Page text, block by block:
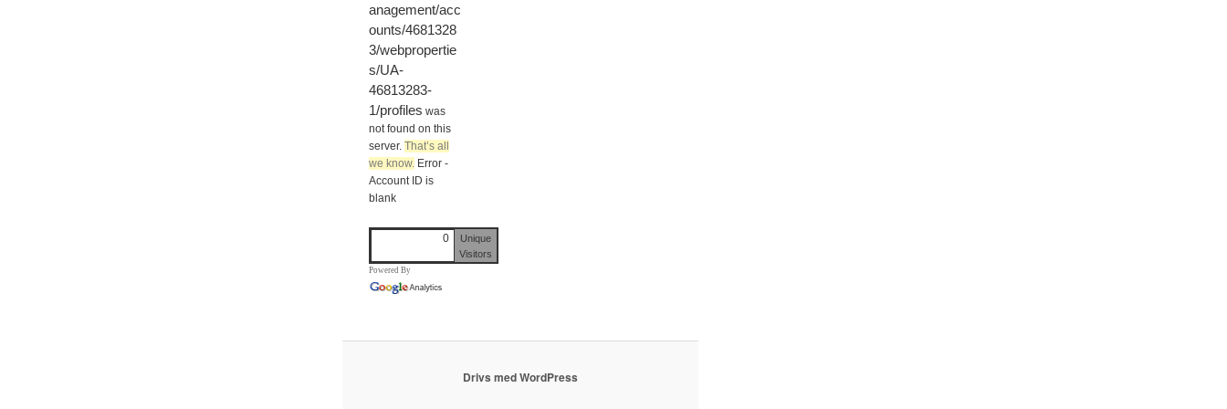
anagement/acc
ounts/4681328
3/webpropertie
s/UA-
46813283-
1/profiles was
not found on this
server.That’s all
we know. Error -
Account ID is
blank
0
Unique
Visitors
Powered By
Drivs med WordPress